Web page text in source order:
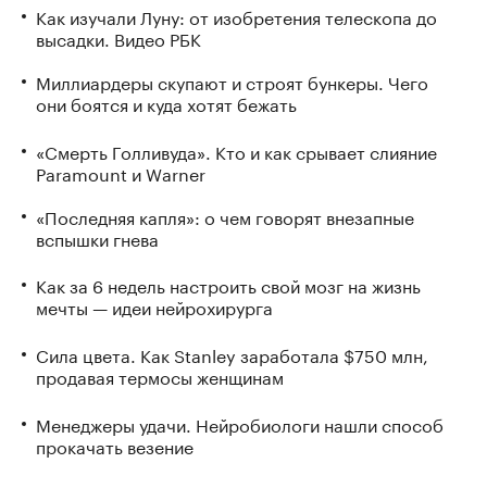
Как изучали Луну: от изобретения телескопа до
высадки. Видео РБК
Миллиардеры скупают и строят бункеры. Чего
они боятся и куда хотят бежать
«Смерть Голливуда». Кто и как срывает слияние
Paramount и Warner
«Последняя капля»: о чем говорят внезапные
вспышки гнева
Как за 6 недель настроить свой мозг на жизнь
мечты — идеи нейрохирурга
Сила цвета. Как Stanley заработала $750 млн,
продавая термосы женщинам
Менеджеры удачи. Нейробиологи нашли способ
прокачать везение